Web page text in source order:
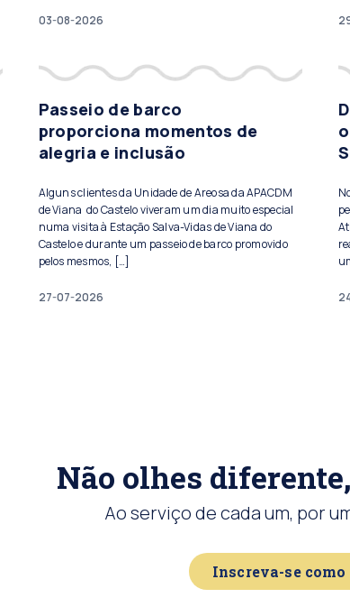
03-08-2026
Passeio de barco
proporciona momentos de
alegria e inclusão
Alguns clientes da Unidade de Areosa da APACDM
de Viana do Castelo viveram um dia muito especial
numa visita à Estação Salva-Vidas de Viana do
Castelo e durante um passeio de barco promovido
pelos mesmos, […]
27-07-2026
Não olhes
Ao serviço de cada um, por
Inscreva-se